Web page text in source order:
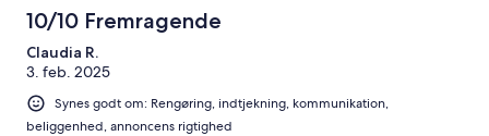
10/10 Fremragende
Claudia R.
3. feb. 2025
Synes godt om: Rengøring, indtjekning, kommunikation,
beliggenhed, annoncens rigtighed